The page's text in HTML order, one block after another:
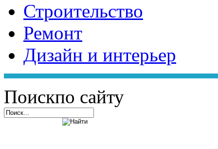
Строительство
Ремонт
Дизайн и интерьер
Поискпо сайту